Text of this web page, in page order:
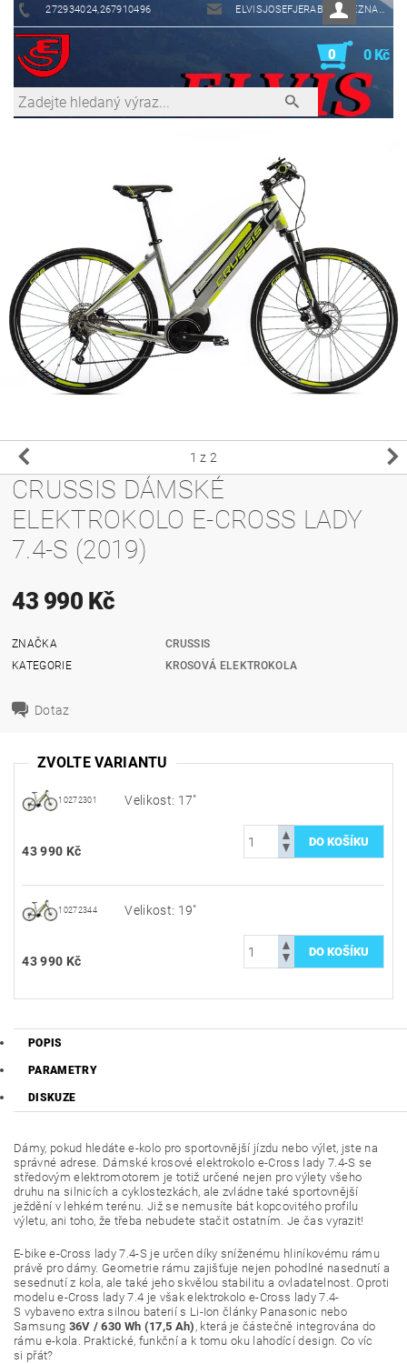
272934024,267910496 ELVISJOSEFJERABEK@SEZNAM.CZ
0 0 Kč
1 z 2
CRUSSIS DÁMSKÉ
ELEKTROKOLO E-CROSS LADY
7.4-S (2019)
43 990 Kč
ZNAČKA
CRUSSIS
KATEGORIE
KROSOVÁ ELEKTROKOLA
Dotaz
ZVOLTE VARIANTU
10272301 Velikost: 17"
43 990 Kč
10272344 Velikost: 19"
43 990 Kč
POPIS
PARAMETRY
DISKUZE
Dámy, pokud hledáte e-kolo pro sportovnější jízdu nebo výlet, jste na
správné adrese. Dámské krosové elektrokolo e-Cross lady 7.4-S se
středovým elektromotorem je totiž určené nejen pro výlety všeho
druhu na silnicích a cyklostezkách, ale zvládne také sportovnější
ježdění v lehkém terénu. Již se nemusíte bát kopcovitého profilu
výletu, ani toho, že třeba nebudete stačit ostatním. Je čas vyrazit!
E-bike e-Cross lady 7.4-S je určen díky sníženému hliníkovému rámu
právě pro dámy. Geometrie rámu zajišťuje nejen pohodlné nasednutí a
sesednutí z kola, ale také jeho skvělou stabilitu a ovladatelnost. Oproti
modelu e-Cross lady 7.4 je však elektrokolo e-Cross lady 7.4-
S vybaveno extra silnou baterií s Li-Ion články Panasonic nebo
Samsung 36V / 630 Wh (17,5 Ah) , která je částečně integrována do
rámu e-kola. Praktické, funkční a k tomu oku lahodící design. Co víc
si přát?